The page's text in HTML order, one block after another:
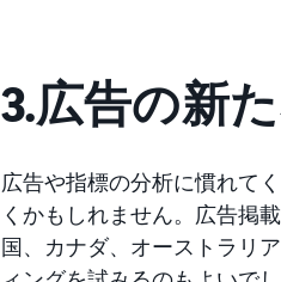
3.広告の新
広告や指標の分析に慣れて
くかもしれません。広告掲
国、カナダ、オーストラリ